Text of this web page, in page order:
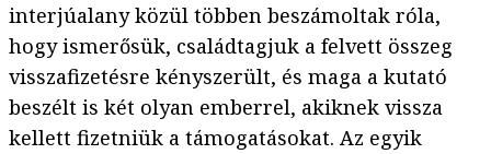
interjúalany közül többen beszámoltak róla,
hogy ismerősük, családtagjuk a felvett összeg
visszafizetésre kényszerült, és maga a kutató
beszélt is két olyan emberrel, akiknek vissza
kellett fizetniük a támogatásokat. Az egyik